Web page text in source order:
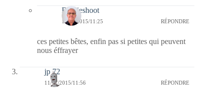
Bernieshoot
12/11/2015/11:25 RÉPONDRE
ces petites bêtes, enfin pas si petites qui peuvent
nous éffrayer
jp 72
11/11/2015/11:56 RÉPONDRE